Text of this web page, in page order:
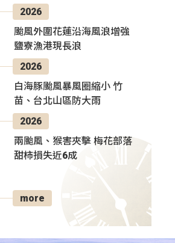
2026
颱風外圍花蓮沿海風浪增強
鹽寮漁港現長浪
2026
白海豚颱風暴風圈縮小 竹
苗、台北山區防大雨
2026
兩颱風、猴害夾擊 梅花部落
甜柿損失近6成
more